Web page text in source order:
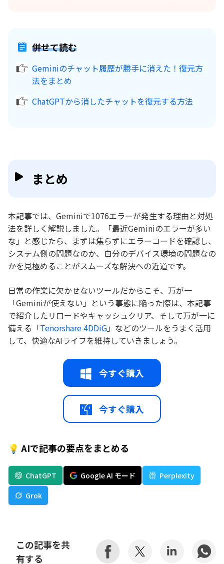
併せて読む
Geminiのチャット履歴が勝手に消えた！復元方
法をまとめ
ChatGPTから消したチャットを復元する方法
まとめ
本記事では、Geminiで1076エラーが発生する理由と対処
法を詳しく解説しました。「最近Geminiのエラーが多い
な」と感じたら、まずは焦らずにエラーコードを確認し、
システム側の問題なのか、自分のデバイス環境の問題なの
かを見極めることがスムーズな解決への近道です。
日常の作業に欠かせないツールだからこそ、万が一
「Geminiが使えない」という事態に陥った際は、本記事
で紹介したリロードやキャッシュクリア、そして万が一に
備える「Tenorshare 4DDiG」などのツールをうまく活用
して、快適なAIライフを維持していきましょう。
今すぐ購入
今すぐ購入
💡 AIで記事の要点をまとめる
ChatGPT Google AI モード
Perplexity
Grok
この記事を共
有する